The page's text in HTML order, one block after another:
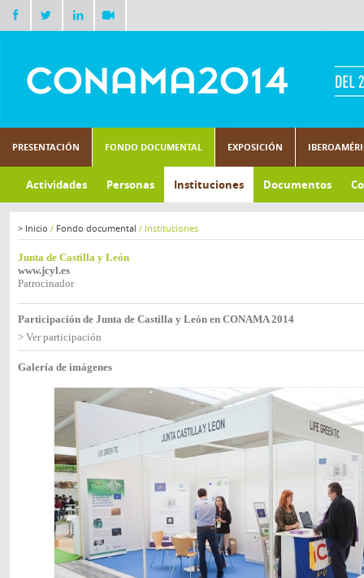
PRESENTACIÓN FONDO DOCUMENTAL EXPOSICIÓN
Actividades Personas Instituciones Documentos
> Inicio / Fondo documental / Instituciones
Junta de Castilla y León
www.jcyl.es
Patrocinador
Participación de Junta de Castilla y León en CONAMA 2014
> Ver participación
Galería de imágenes